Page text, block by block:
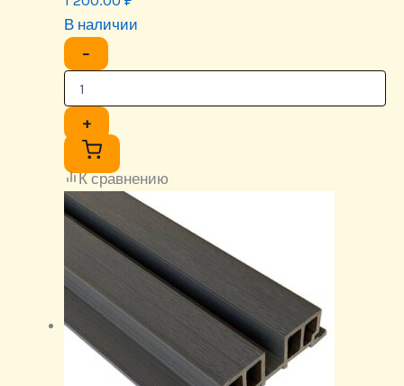
В наличии
−
+
К сравнению